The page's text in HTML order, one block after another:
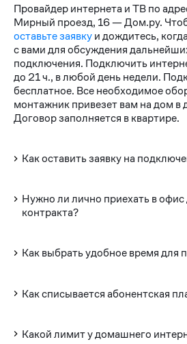
Провайдер интернета и ТВ по
Мирный проезд, 16 — Дом.ру.
оставьте заявкуи дождитесь,
с вами для обсуждения
подключения. Подключить
до 21 ч., в любой день недели.
бесплатное. Все необходимое
монтажник привезет вам на дом в
Договор заполняется в квартире.
Как оставить заявку на
Нужно ли лично приехать в
контракта?
Как выбрать удобное время для
Как списывается абонентская
Какой лимит у домашнего